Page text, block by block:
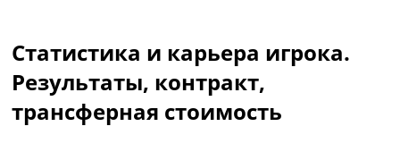
Чемпионат Мира
Украина. Премьер-Лига
Украина. Первая Лига
Лига Чемпионов
Статистика и карьера игрока.
Результаты, контракт,
трансферная стоимость